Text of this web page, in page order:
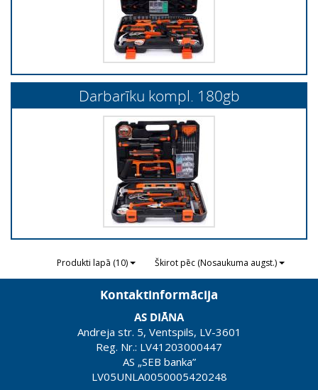
Darbarīku kompl. 180gb
Produkti lapā (10) Škirot pēc (Nosaukuma augst.)
Kontaktinformācija
AS DIĀNA
Andreja str. 5, Ventspils, LV-3601
Reg. Nr.: LV41203000447
AS „SEB banka”
LV05UNLA0050005420248